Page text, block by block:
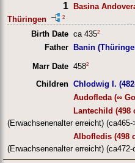
1
Basina
Thüringen
2
Birth Date ca 4352
Father Banin
Marr Date 4582
Children Chlodwig I.
Audofleda (∞
Lantechild (498
(Erwachsenenalter erreicht) (ca465-
Albofledis (498
(Erwachsenenalter erreicht) (ca472-